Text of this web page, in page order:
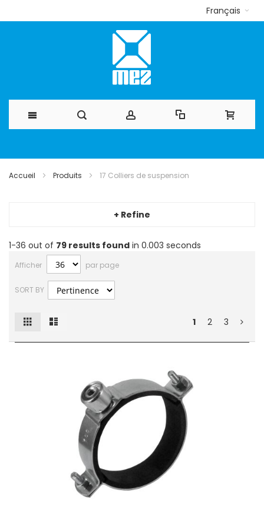
Français
Accueil Produits 17 Colliers de suspension
+ Refine
1-36 out of 79 results found in 0.003 seconds
Afficher par page
SORT BY
1 2 3
Afficher
en
Grille